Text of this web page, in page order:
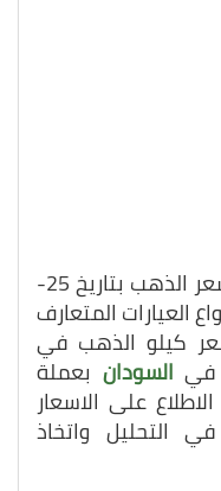
قمنا في هذه الصفحة بعرض سعر الذهب بتاريخ 25-
العيارات المتعارف
كيلو الذهب في
في السودان بعملة
على الاسعار
التحليل واتخاذ